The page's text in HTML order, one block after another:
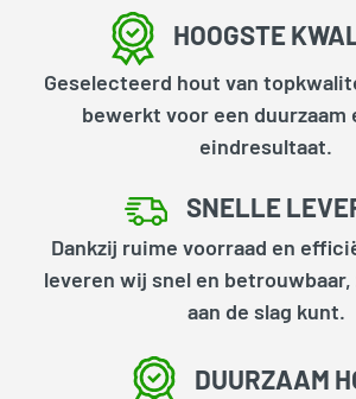
HOOGSTE
Geselecteerd hout van
bewerkt voor een duurzaam
eindresultaat.
SNELLE
Dankzij ruime voorraad en
leveren wij snel en
aan de slag kunt.
DUURZAAM